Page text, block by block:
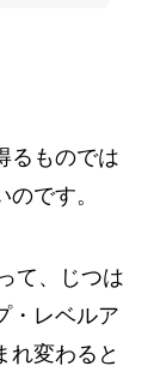
るものでは
です。
て、じつは
・レベルア
れ変わると